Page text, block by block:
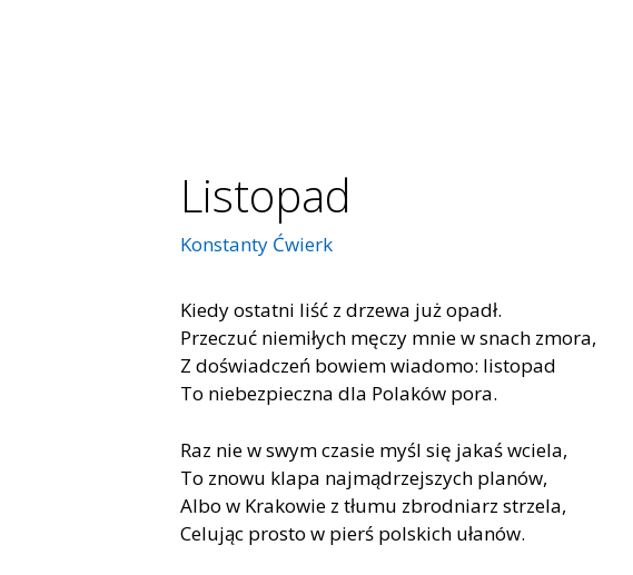
Listopad
Konstanty Ćwierk
Kiedy ostatni liść z drzewa już opadł.
Przeczuć niemiłych męczy mnie w snach zmora,
Z doświadczeń bowiem wiadomo: listopad
To niebezpieczna dla Polaków pora.
Raz nie w swym czasie myśl się jakaś wciela,
To znowu klapa najmądrzejszych planów,
Albo w Krakowie z tłumu zbrodniarz strzela,
Celując prosto w pierś polskich ułanów.